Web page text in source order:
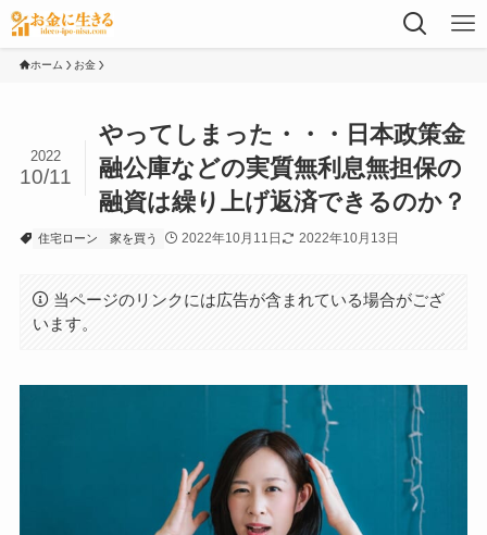
ホーム お金
やってしまった・・・日本政策金
融公庫などの実質無利息無担保の
融資は繰り上げ返済できるのか？
2022
10/11
住宅ローン 家を買う 2022年10月11日 2022年10月13日
当ページのリンクには広告が含まれている場合がござ
います。